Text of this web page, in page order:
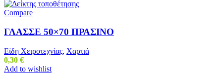
Compare
ΓΛΑΣΣΕ 50×70 ΠΡΑΣΙΝΟ
Είδη Χειροτεχνίας, Χαρτιά
0,30 €
Add to wishlist